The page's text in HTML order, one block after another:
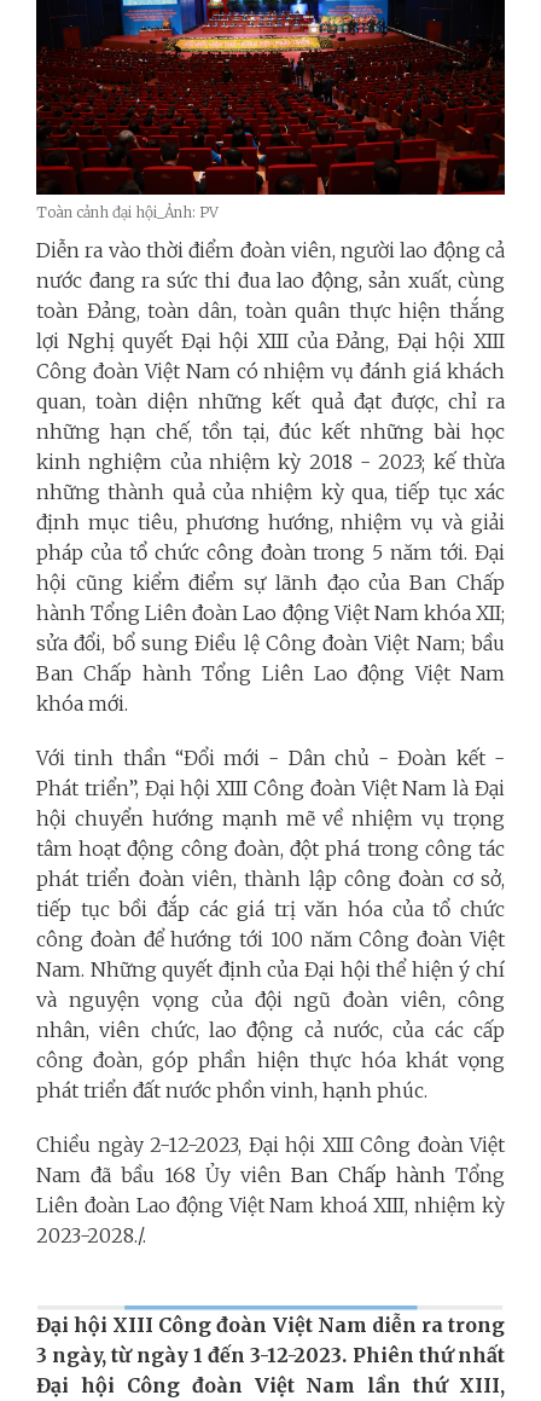
Toàn cảnh đại hội_Ảnh: PV
Diễn ra vào thời điểm đoàn viên, người lao động cả
nước đang ra sức thi đua lao động, sản xuất, cùng
toàn Đảng, toàn dân, toàn quân thực hiện thắng
lợi Nghị quyết Đại hội XIII của Đảng, Đại hội XIII
Công đoàn Việt Nam có nhiệm vụ đánh giá khách
quan, toàn diện những kết quả đạt được, chỉ ra
những hạn chế, tồn tại, đúc kết những bài học
kinh nghiệm của nhiệm kỳ 2018 - 2023; kế thừa
những thành quả của nhiệm kỳ qua, tiếp tục xác
định mục tiêu, phương hướng, nhiệm vụ và giải
pháp của tổ chức công đoàn trong 5 năm tới. Đại
hội cũng kiểm điểm sự lãnh đạo của Ban Chấp
hành Tổng Liên đoàn Lao động Việt Nam khóa XII;
sửa đổi, bổ sung Điều lệ Công đoàn Việt Nam; bầu
Ban Chấp hành Tổng Liên Lao động Việt Nam
khóa mới.
Với tinh thần “Đổi mới - Dân chủ - Đoàn kết -
Phát triển”, Đại hội XIII Công đoàn Việt Nam là Đại
hội chuyển hướng mạnh mẽ về nhiệm vụ trọng
tâm hoạt động công đoàn, đột phá trong công tác
phát triển đoàn viên, thành lập công đoàn cơ sở,
tiếp tục bồi đắp các giá trị văn hóa của tổ chức
công đoàn để hướng tới 100 năm Công đoàn Việt
Nam. Những quyết định của Đại hội thể hiện ý chí
và nguyện vọng của đội ngũ đoàn viên, công
nhân, viên chức, lao động cả nước, của các cấp
công đoàn, góp phần hiện thực hóa khát vọng
phát triển đất nước phồn vinh, hạnh phúc.
Chiều ngày 2-12-2023, Đại hội XIII Công đoàn Việt
Nam đã bầu 168 Ủy viên Ban Chấp hành Tổng
Liên đoàn Lao động Việt Nam khoá XIII, nhiệm kỳ
2023-2028./.
Đại hội XIII Công đoàn Việt Nam diễn ra trong
3 ngày, từ ngày 1 đến 3-12-2023. Phiên thứ nhất
Đại hội Công đoàn Việt Nam lần thứ XIII,